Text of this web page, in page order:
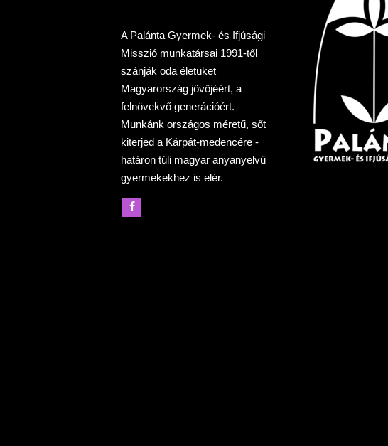
A Palánta Gyermek- és Ifjúsági
Misszió munkatársai 1991-től
szánják oda életüket
Magyarország jövőjéért, a
felnövekvő generációért.
Munkánk országos méretű, sőt
kiterjed a Kárpát-medencére -
határon túli magyar anyanyelvű
gyermekekhez is elér.